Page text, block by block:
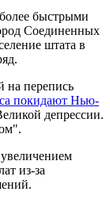
быстрыми
Соединенных
штата в
на перепись
покидают Нью-
депрессии.
из-за